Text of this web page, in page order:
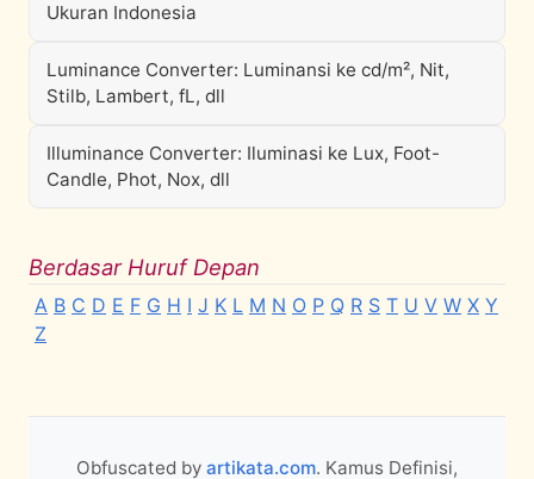
Ukuran Indonesia
Luminance Converter: Luminansi ke cd/m², Nit,
Stilb, Lambert, fL, dll
Illuminance Converter: Iluminasi ke Lux, Foot-
Candle, Phot, Nox, dll
Berdasar Huruf Depan
A B C D E F G H I J K L M N O P Q R S T U V W X Y
Z
Obfuscated by artikata.com. Kamus Definisi,